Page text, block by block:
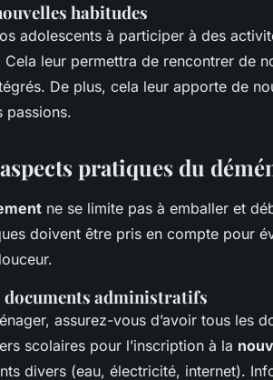
habitudes
adolescents à participer à des
leur permettra de rencontrer de
De plus, cela leur apporte de
passions.
pratiques du
ne se limite pas à emballer et
doivent être pris en compte pour
documents administratifs
assurez-vous d’avoir tous les
scolaires pour l’inscription à la
divers (eau, électricité, internet).